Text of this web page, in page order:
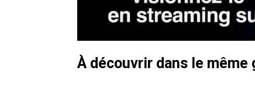
À découvrir dans le même